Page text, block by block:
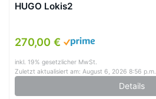
HUGO Lokis2
270,00 €
inkl. 19% gesetzlicher MwSt.
Zuletzt aktualisiert am: August 6, 2026 8:56 p.m.
Details